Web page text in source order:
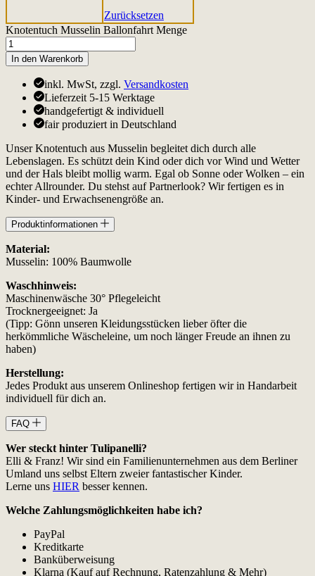
Zurücksetzen
Knotentuch Musselin Ballonfahrt Menge
In den Warenkorb
inkl. MwSt, zzgl. Versandkosten
Lieferzeit 5-15 Werktage
handgefertigt & individuell
fair produziert in Deutschland
Unser Knotentuch aus Musselin begleitet dich durch alle
Lebenslagen. Es schützt dein Kind oder dich vor Wind und Wetter
und der Hals bleibt mollig warm. Egal ob Sonne oder Wolken – ein
echter Allrounder. Du stehst auf Partnerlook? Wir fertigen es in
Kinder- und Erwachsenengröße an.
Produktinformationen
Material:
Musselin: 100% Baumwolle
Waschhinweis:
Maschinenwäsche 30° Pflegeleicht
Trocknergeeignet: Ja
(Tipp: Gönn unseren Kleidungsstücken lieber öfter die
herkömmliche Wäscheleine, um noch länger Freude an ihnen zu
haben)
Herstellung:
Jedes Produkt aus unserem Onlineshop fertigen wir in Handarbeit
individuell für dich an.
FAQ
Wer steckt hinter Tulipanelli?
Elli & Franz! Wir sind ein Familienunternehmen aus dem Berliner
Umland uns selbst Eltern zweier fantastischer Kinder.
Lerne uns HIER besser kennen.
Welche Zahlungsmöglichkeiten habe ich?
PayPal
Kreditkarte
Banküberweisung
Klarna (Kauf auf Rechnung, Ratenzahlung & Mehr)